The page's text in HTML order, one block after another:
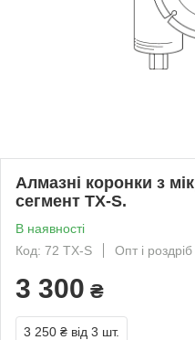
Алмазні коронки з
сегмент TX-S.
В наявності
Код: 72 TX-S
Опт і роздріб
3 300 ₴
3 250 ₴ від 3 шт.